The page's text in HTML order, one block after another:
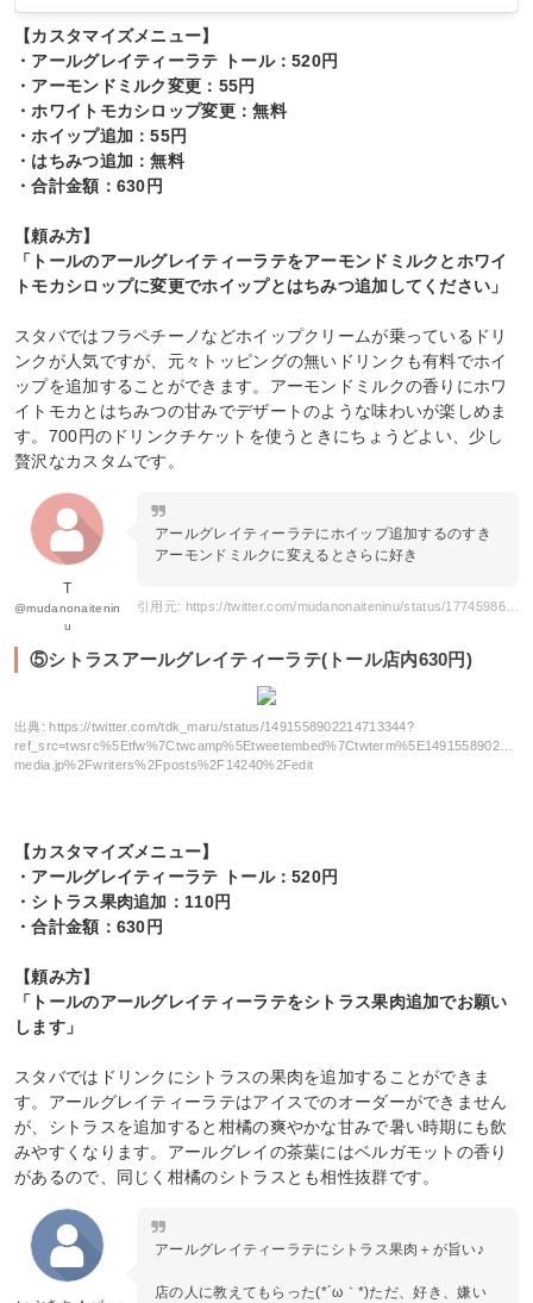
【カスタマイズメニュー】
・アールグレイティーラテ トール：520円
・アーモンドミルク変更：55円
・ホワイトモカシロップ変更：無料
・ホイップ追加：55円
・はちみつ追加：無料
・合計金額：630円
【頼み方】
「トールのアールグレイティーラテをアーモンドミルクとホワイ
トモカシロップに変更でホイップとはちみつ追加してください」
スタバではフラペチーノなどホイップクリームが乗っているドリ
ンクが人気ですが、元々トッピングの無いドリンクも有料でホイ
ップを追加することができます。アーモンドミルクの香りにホワ
イトモカとはちみつの甘みでデザートのような味わいが楽しめま
す。700円のドリンクチケットを使うときにちょうどよい、少し
贅沢なカスタムです。
T
@mudanonaitenin
u
アールグレイティーラテにホイップ追加するのすき
アーモンドミルクに変えるとさらに好き
引用元: https://twitter.com/mudanonaiteninu/status/1774598649416499619?ref_src=twsrc%5Etfw%7Ctwcamp%5Etweetembed%7Ctwterm%5E1774598649416499619%7Ctwgr%5E8e74c28d8fe76b6573b2b510c6677be36e938eb6%7Ctwcon%5Es1_&ref_url=https%3A%2F%2Fchisou-media.jp%2Fwriters%2Fposts%2F14240%2Fedit
⑤シトラスアールグレイティーラテ(トール店内630円)
出典: https://twitter.com/tdk_maru/status/1491558902214713344?
media.jp%2Fwriters%2Fposts%2F14240%2Fedit
【カスタマイズメニュー】
・アールグレイティーラテ トール：520円
・シトラス果肉追加：110円
・合計金額：630円
【頼み方】
「トールのアールグレイティーラテをシトラス果肉追加でお願い
します」
スタバではドリンクにシトラスの果肉を追加することができま
す。アールグレイティーラテはアイスでのオーダーができません
が、シトラスを追加すると柑橘の爽やかな甘みで暑い時期にも飲
みやすくなります。アールグレイの茶葉にはベルガモットの香り
があるので、同じく柑橘のシトラスとも相性抜群です。
アールグレイティーラテにシトラス果肉＋が旨い♪
店の人に教えてもらった(*´ω｀*)ただ、好き、嫌い